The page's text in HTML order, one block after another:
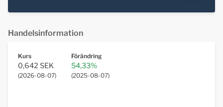
Handelsinformation
Kurs
0,642 SEK
(2026-08-07)
Förändring
54,33%
(2025-08-07)